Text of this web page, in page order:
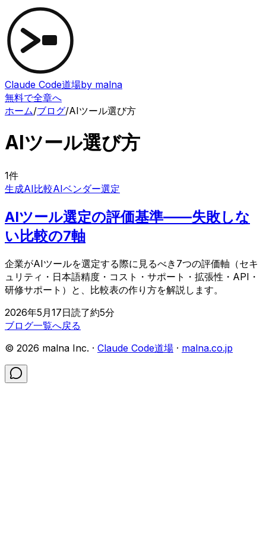
Claude Code道場by malna
無料で全章へ
ホーム/ブログ/AIツール選び方
AIツール選び方
1件
生成AI比較AIベンダー選定
AIツール選定の評価基準——失敗しな
い比較の7軸
企業がAIツールを選定する際に見るべき7つの評価軸（セキ
ュリティ・日本語精度・コスト・サポート・拡張性・API・
研修サポート）と、比較表の作り方を解説します。
2026年5月17日読了約5分
ブログ一覧へ戻る
© 2026 malna Inc. · Claude Code道場 · malna.co.jp